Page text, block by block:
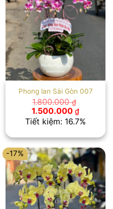
₫.
Phong lan Sài Gòn 007
1.800.000₫
Giá
gốc
là:
1.500.000 ₫Giá
hiện
tại
Tiết kiệm: 16.7%
-17%